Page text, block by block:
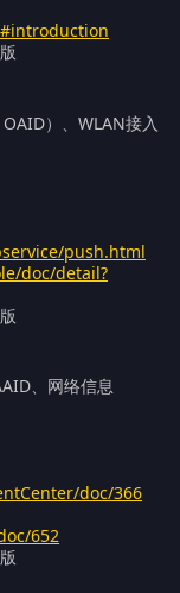
）、WLAN接入
push.html
doc/detail?
、网络信息
doc/366
652